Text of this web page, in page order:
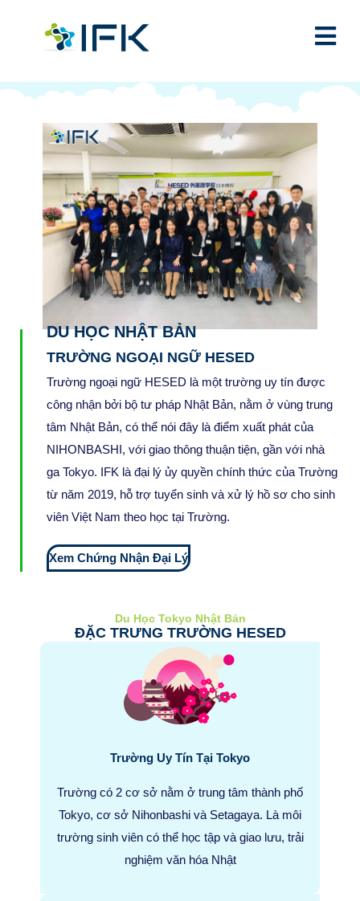
DU HỌC NHẬT BẢN
TRƯỜNG NGOẠI NGỮ HESED
Trường ngoại ngữ HESED là một trường uy tín được
công nhận bởi bộ tư pháp Nhật Bản, nằm ở vùng trung
tâm Nhật Bản, có thể nói đây là điểm xuất phát của
NIHONBASHI, với giao thông thuận tiện, gần với nhà
ga Tokyo. IFK là đại lý ủy quyền chính thức của Trường
từ năm 2019, hỗ trợ tuyển sinh và xử lý hồ sơ cho sinh
viên Việt Nam theo học tại Trường.
Xem Chứng Nhận Đại Lý
Du Học Tokyo Nhật Bản
ĐẶC TRƯNG TRƯỜNG HESED
Trường Uy Tín Tại Tokyo
Trường có 2 cơ sở nằm ở trung tâm thành phố
Tokyo, cơ sở Nihonbashi và Setagaya. Là môi
trường sinh viên có thể học tập và giao lưu, trải
nghiệm văn hóa Nhật